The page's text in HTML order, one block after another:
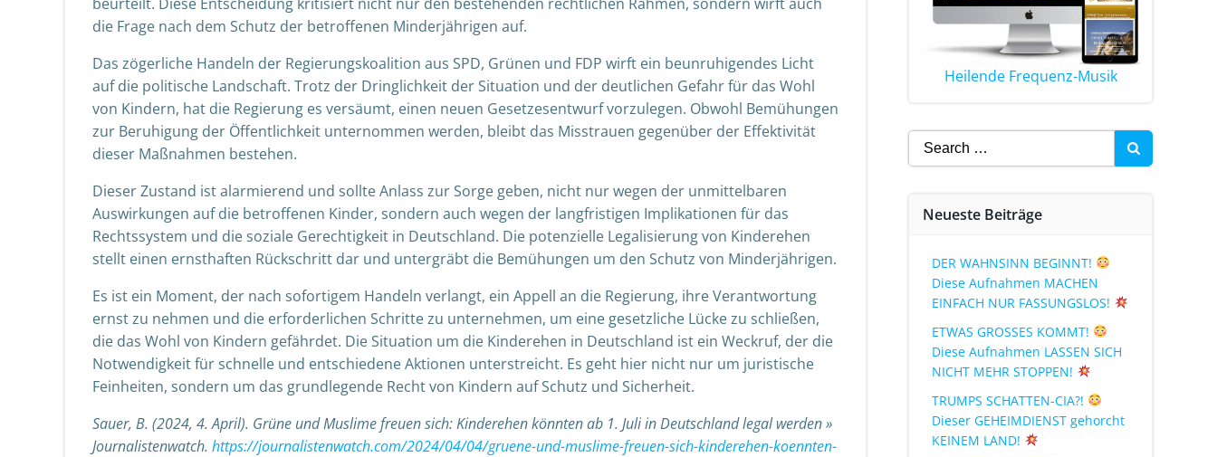
die Frage nach dem Schutz der betroffenen Minderjährigen auf.
Das zögerliche Handeln der Regierungskoalition aus SPD, Grünen und FDP wirft ein beunruhigendes Licht
auf die politische Landschaft. Trotz der Dringlichkeit der Situation und der deutlichen Gefahr für das Wohl
von Kindern, hat die Regierung es versäumt, einen neuen Gesetzesentwurf vorzulegen. Obwohl Bemühungen
zur Beruhigung der Öffentlichkeit unternommen werden, bleibt das Misstrauen gegenüber der Effektivität
dieser Maßnahmen bestehen.
Dieser Zustand ist alarmierend und sollte Anlass zur Sorge geben, nicht nur wegen der unmittelbaren
Auswirkungen auf die betroffenen Kinder, sondern auch wegen der langfristigen Implikationen für das
Rechtssystem und die soziale Gerechtigkeit in Deutschland. Die potenzielle Legalisierung von Kinderehen
stellt einen ernsthaften Rückschritt dar und untergräbt die Bemühungen um den Schutz von Minderjährigen.
Es ist ein Moment, der nach sofortigem Handeln verlangt, ein Appell an die Regierung, ihre Verantwortung
ernst zu nehmen und die erforderlichen Schritte zu unternehmen, um eine gesetzliche Lücke zu schließen,
die das Wohl von Kindern gefährdet. Die Situation um die Kinderehen in Deutschland ist ein Weckruf, der die
Notwendigkeit für schnelle und entschiedene Aktionen unterstreicht. Es geht hier nicht nur um juristische
Feinheiten, sondern um das grundlegende Recht von Kindern auf Schutz und Sicherheit.
Sauer, B. (2024, 4. April). Grüne und Muslime freuen sich: Kinderehen könnten ab 1. Juli in Deutschland legal werden »
Journalistenwatch. https://journalistenwatch.com/2024/04/04/gruene-und-muslime-freuen-sich-kinderehen-koennten-
Heilende Frequenz-Musik
Neueste Beiträge
DER WAHNSINN BEGINNT!
Diese Aufnahmen MACHEN
EINFACH NUR FASSUNGSLOS!
ETWAS GROSSES KOMMT!
Diese Aufnahmen LASSEN SICH
NICHT MEHR STOPPEN!
TRUMPS SCHATTEN-CIA?!
Dieser GEHEIMDIENST gehorcht
KEINEM LAND!